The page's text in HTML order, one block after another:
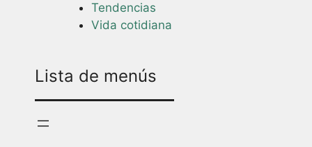
Tendencias
Vida cotidiana
Lista de menús